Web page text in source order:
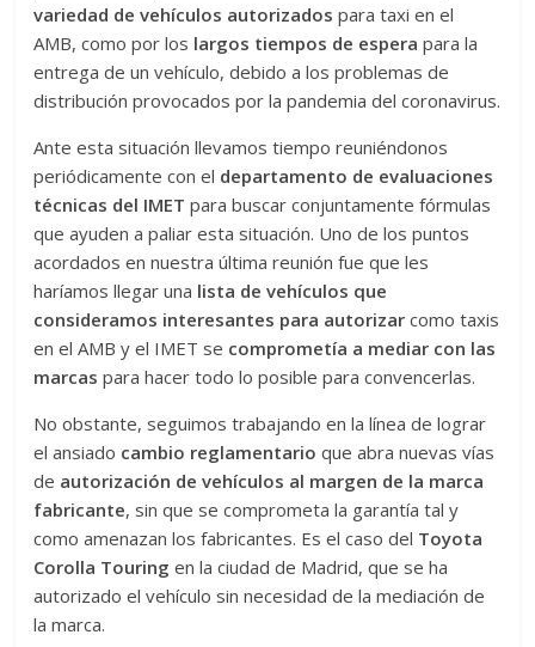
variedad de vehículos autorizados para taxi en el
AMB, como por los largos tiempos de espera para la
entrega de un vehículo, debido a los problemas de
distribución provocados por la pandemia del coronavirus.
Ante esta situación llevamos tiempo reuniéndonos
periódicamente con el departamento de evaluaciones
técnicas del IMET para buscar conjuntamente fórmulas
que ayuden a paliar esta situación. Uno de los puntos
acordados en nuestra última reunión fue que les
haríamos llegar una lista de vehículos que
consideramos interesantes para autorizar como taxis
en el AMB y el IMET se comprometía a mediar con las
marcas para hacer todo lo posible para convencerlas.
No obstante, seguimos trabajando en la línea de lograr
el ansiado cambio reglamentario que abra nuevas vías
de autorización de vehículos al margen de la marca
fabricante, sin que se comprometa la garantía tal y
como amenazan los fabricantes. Es el caso del Toyota
Corolla Touring en la ciudad de Madrid, que se ha
autorizado el vehículo sin necesidad de la mediación de
la marca.